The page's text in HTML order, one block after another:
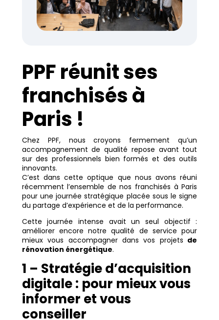
PPF réunit ses
franchisés à
Paris !
Chez PPF, nous croyons fermement qu’un
accompagnement de qualité repose avant tout
sur des professionnels bien formés et des outils
innovants.
C’est dans cette optique que nous avons réuni
récemment l’ensemble de nos franchisés à Paris
pour une journée stratégique placée sous le signe
du partage d’expérience et de la performance.
Cette journée intense avait un seul objectif :
améliorer encore notre qualité de service pour
mieux vous accompagner dans vos projets de
rénovation énergétique.
1 – Stratégie d’acquisition
digitale : pour mieux vous
informer et vous
conseiller